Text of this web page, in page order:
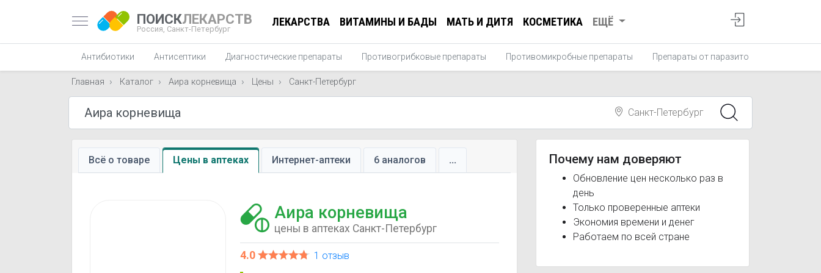
ПОИСКЛЕКАРСТВ
Россия, Санкт-Петербург
ЛЕКАРСТВА ВИТАМИНЫ И БАДЫ МАТЬ И ДИТЯ КОСМЕТИКА ЕЩЁ
Антибиотики Антисептики Диагностические препараты Противогрибковые препараты Противомикробные препараты Препараты от паразитов
Главная Каталог Аира корневища Цены Санкт-Петербург
Санкт-Петербург
Всё о товаре Цены в аптеках Интернет-аптеки 6 аналогов ...
Аира корневища
цены в аптеках Санкт-Петербург
4.0 1 отзыв
Почему нам доверяют
Обновление цен несколько раз в
день
Только проверенные аптеки
Экономия времени и денег
Работаем по всей стране